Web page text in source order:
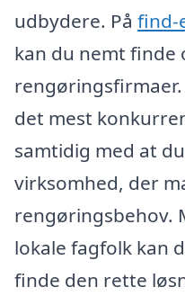
udbydere. På find-
kan du nemt finde
det mest
samtidig med at
virksomhed, der
rengøringsbehov.
lokale fagfolk kan
finde den rette